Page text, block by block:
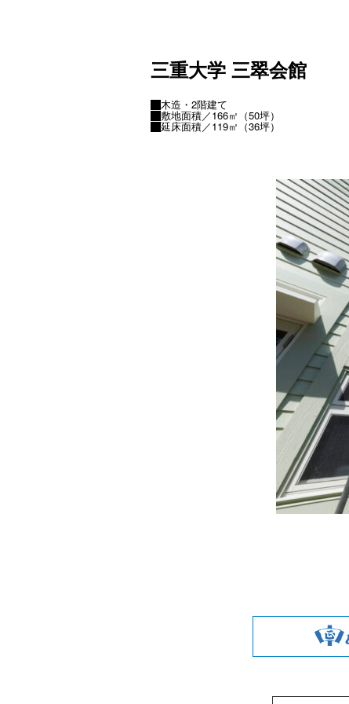
三重大学 三翠会館
木造・2階建て
敷地面積／166㎡（50坪）
延床面積／119㎡（36坪）